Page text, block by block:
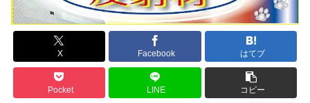
X Facebook はてブ
Pocket LINE コピー